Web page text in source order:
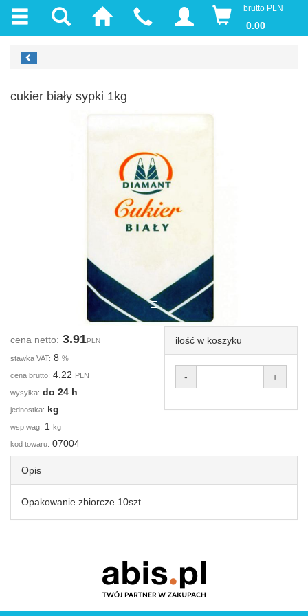
brutto PLN
0.00
cukier biały sypki 1kg
cena netto: 3.91PLN
stawka VAT: 8 %
cena brutto: 4.22 PLN
wysyłka: do 24 h
jednostka: kg
wsp wag: 1 kg
kod towaru: 07004
ilość w koszyku
- +
Opis
Opakowanie zbiorcze 10szt.